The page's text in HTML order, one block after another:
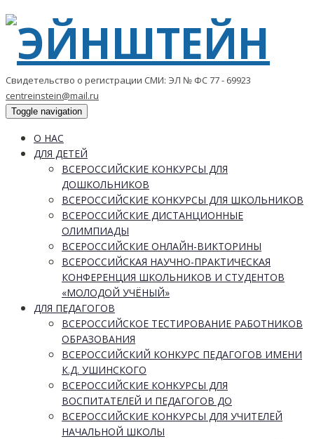
Свидетельство о регистрации СМИ: ЭЛ № ФС 77 - 69923
centreinstein@mail.ru
Toggle navigation
О НАС
ДЛЯ ДЕТЕЙ
ВСЕРОССИЙСКИЕ КОНКУРСЫ ДЛЯ
ДОШКОЛЬНИКОВ
ВСЕРОССИЙСКИЕ КОНКУРСЫ ДЛЯ ШКОЛЬНИКОВ
ВСЕРОССИЙСКИЕ ДИСТАНЦИОННЫЕ
ОЛИМПИАДЫ
ВСЕРОССИЙСКИЕ ОНЛАЙН-ВИКТОРИНЫ
ВСЕРОССИЙСКАЯ НАУЧНО-ПРАКТИЧЕСКАЯ
КОНФЕРЕНЦИЯ ШКОЛЬНИКОВ И СТУДЕНТОВ
«МОЛОДОЙ УЧЁНЫЙ»
ДЛЯ ПЕДАГОГОВ
ВСЕРОССИЙСКОЕ ТЕСТИРОВАНИЕ РАБОТНИКОВ
ОБРАЗОВАНИЯ
ВСЕРОССИЙСКИЙ КОНКУРС ПЕДАГОГОВ ИМЕНИ
К.Д. УШИНСКОГО
ВСЕРОССИЙСКИЕ КОНКУРСЫ ДЛЯ
ВОСПИТАТЕЛЕЙ И ПЕДАГОГОВ ДО
ВСЕРОССИЙСКИЕ КОНКУРСЫ ДЛЯ УЧИТЕЛЕЙ
НАЧАЛЬНОЙ ШКОЛЫ